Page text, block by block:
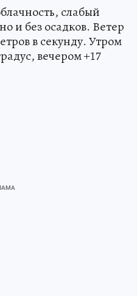
слабый
и без осадков. Ветер
в секунду. Утром
вечером +17